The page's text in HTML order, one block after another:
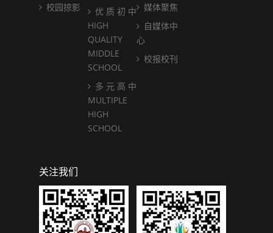
校园掠影
优 质 初 中
HIGH
QUALITY
MIDDLE
SCHOOL
多 元 高 中
MULTIPLE
HIGH
SCHOOL
媒体聚焦
自媒体中
心
校报校刊
关注我们